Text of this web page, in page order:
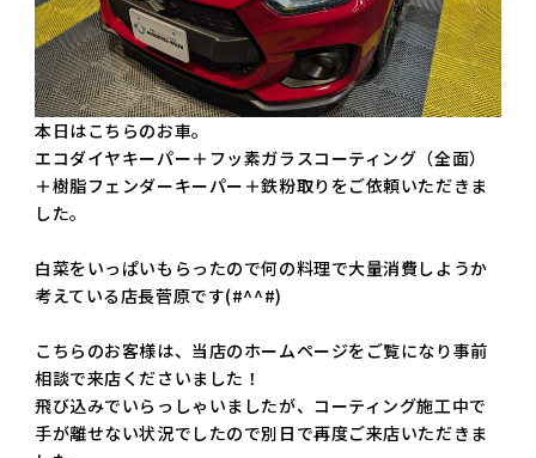
本日はこちらのお車。
エコダイヤキーパー＋フッ素ガラスコーティング（全面）
＋樹脂フェンダーキーパー＋鉄粉取りをご依頼いただきま
した。
白菜をいっぱいもらったので何の料理で大量消費しようか
考えている店長菅原です(#^^#)
こちらのお客様は、当店のホームページをご覧になり事前
相談で来店くださいました！
飛び込みでいらっしゃいましたが、コーティング施工中で
手が離せない状況でしたので別日で再度ご来店いただきま